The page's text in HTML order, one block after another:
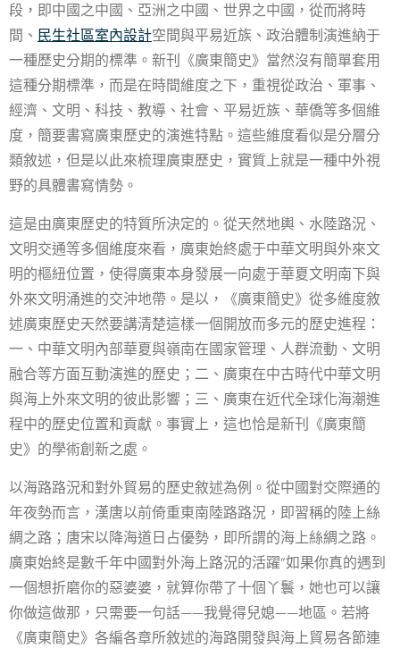
段，即中國之中國、亞洲之中國、世界之中國，從而將時
間、 民生社區室內設計空間與平易近族、政治體制演進納于
一種歷史分期的標準。新刊《廣東簡史》當然沒有簡單套用
這種分期標準，而是在時間維度之下，重視從政治、軍事、
經濟、文明、科技、教導、社會、平易近族、華僑等多個維
度，簡要書寫廣東歷史的演進特點。這些維度看似是分層分
類敘述，但是以此來梳理廣東歷史，實質上就是一種中外視
野的具體書寫情勢。
這是由廣東歷史的特質所決定的。從天然地輿、水陸路況、
文明交通等多個維度來看，廣東始終處于中華文明與外來文
明的樞紐位置，使得廣東本身發展一向處于華夏文明南下與
外來文明涌進的交沖地帶。是以，《廣東簡史》從多維度敘
述廣東歷史天然要講清楚這樣一個開放而多元的歷史進程：
一、中華文明內部華夏與嶺南在國家管理、人群流動、文明
融合等方面互動演進的歷史；二、廣東在中古時代中華文明
與海上外來文明的彼此影響；三、廣東在近代全球化海潮進
程中的歷史位置和貢獻。事實上，這也恰是新刊《廣東簡
史》的學術創新之處。
以海路路況和對外貿易的歷史敘述為例。從中國對交際通的
年夜勢而言，漢唐以前倚重東南陸路路況，即習稱的陸上絲
綢之路；唐宋以降海道日占優勢，即所謂的海上絲綢之路。
廣東始終是數千年中國對外海上路況的活躍“如果你真的遇到
一個想折磨你的惡婆婆，就算你帶了十個丫鬟，她也可以讓
你做這做那，只需要一句話——我覺得兒媳——地區。若將
《廣東簡史》各編各章所敘述的海路開發與海上貿易各節連